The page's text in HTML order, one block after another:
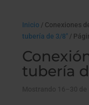
Inicio / Conexiones
tubería de 3/8"/
tubería